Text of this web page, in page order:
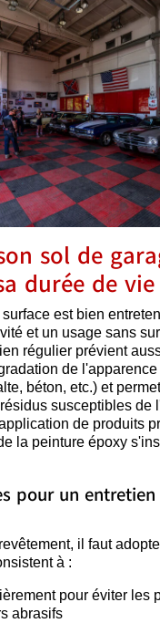
sol de
durée de vie
est bien
et un usage sans
régulier prévient
de
béton, etc.) et
susceptibles de
de produits
la peinture époxy
pour un
il faut
à :
pour éviter les
abrasifs